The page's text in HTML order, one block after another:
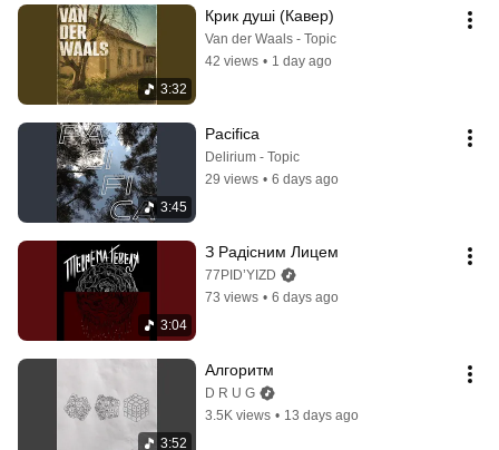
3:32
Крик душі (Кавер)
Van der Waals - Topic
42 views • 1 day ago
3:45
Pacifica
Delirium - Topic
29 views • 6 days ago
3:04
З Радісним Лицем
77PID’YIZD
73 views • 6 days ago
3:52
Алгоритм
D R U G
3.5K views • 13 days ago